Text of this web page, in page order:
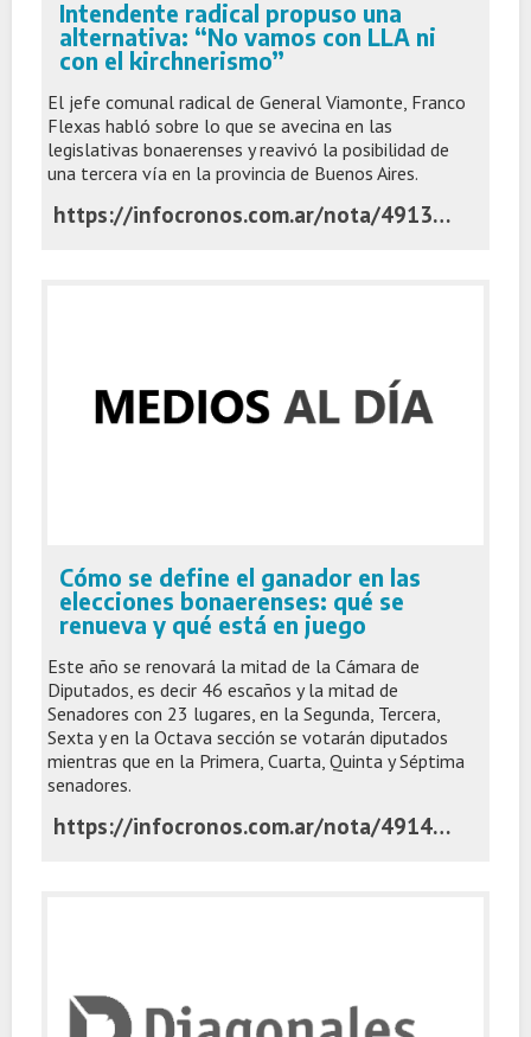
Intendente radical propuso una
alternativa: “No vamos con LLA ni
con el kirchnerismo”
El jefe comunal radical de General Viamonte, Franco
Flexas habló sobre lo que se avecina en las
legislativas bonaerenses y reavivó la posibilidad de
una tercera vía en la provincia de Buenos Aires.
https://infocronos.com.ar/nota/49137/intendente-radical-propuso-una-alternativa-no-vamos-con-lla-ni-con-el-kirchnerismo/
Cómo se define el ganador en las
elecciones bonaerenses: qué se
renueva y qué está en juego
Este año se renovará la mitad de la Cámara de
Diputados, es decir 46 escaños y la mitad de
Senadores con 23 lugares, en la Segunda, Tercera,
Sexta y en la Octava sección se votarán diputados
mientras que en la Primera, Cuarta, Quinta y Séptima
senadores.
https://infocronos.com.ar/nota/49144/como-se-define-el-ganador-en-las-elecciones-bonaerenses-que-se-renueva-y-que-esta-en-juego/